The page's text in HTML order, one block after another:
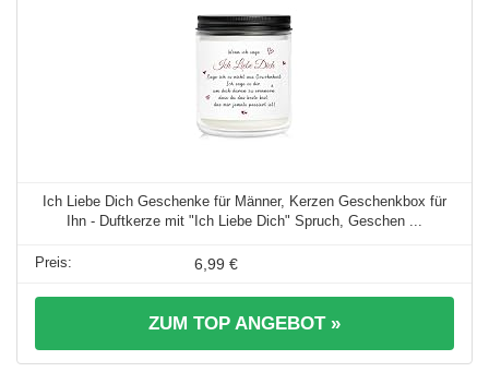
Ich Liebe Dich Geschenke für Männer, Kerzen Geschenkbox für
Ihn - Duftkerze mit "Ich Liebe Dich" Spruch, Geschen ...
6,99 €
ZUM TOP ANGEBOT »